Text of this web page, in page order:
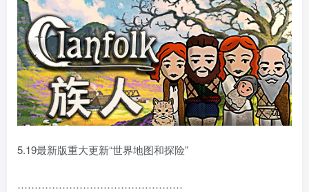
5.19最新版重大更新“世界地图和探险”
…………………………………………